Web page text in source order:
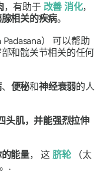
，有助于 改善 消化，
相关的疾病。
）
可以帮助
和髋关节相关的任何
、 便秘和神经衰弱的人
头肌，并能强烈拉伸
能量， 这 脐轮（太
.